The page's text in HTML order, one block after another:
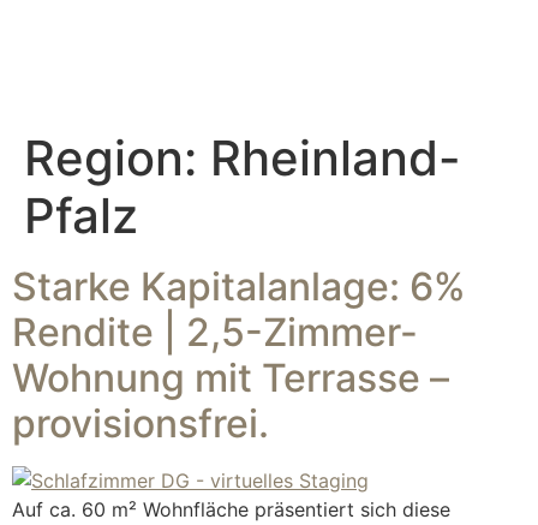
Region: Rheinland-
Pfalz
Starke Kapitalanlage: 6%
Rendite | 2,5-Zimmer-
Wohnung mit Terrasse –
provisionsfrei.
Auf ca. 60 m² Wohnfläche präsentiert sich diese